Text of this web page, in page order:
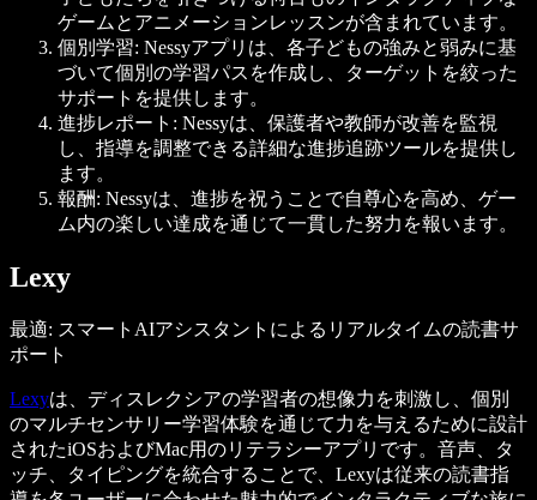
ゲームとアニメーションレッスンが含まれています。
個別学習: Nessyアプリは、各子どもの強みと弱みに基
づいて個別の学習パスを作成し、ターゲットを絞った
サポートを提供します。
進捗レポート: Nessyは、保護者や教師が改善を監視
し、指導を調整できる詳細な進捗追跡ツールを提供し
ます。
報酬: Nessyは、進捗を祝うことで自尊心を高め、ゲー
ム内の楽しい達成を通じて一貫した努力を報います。
Lexy
最適: スマートAIアシスタントによるリアルタイムの読書サ
ポート
Lexyは、ディスレクシアの学習者の想像力を刺激し、個別
のマルチセンサリー学習体験を通じて力を与えるために設計
されたiOSおよびMac用のリテラシーアプリです。音声、タ
ッチ、タイピングを統合することで、Lexyは従来の読書指